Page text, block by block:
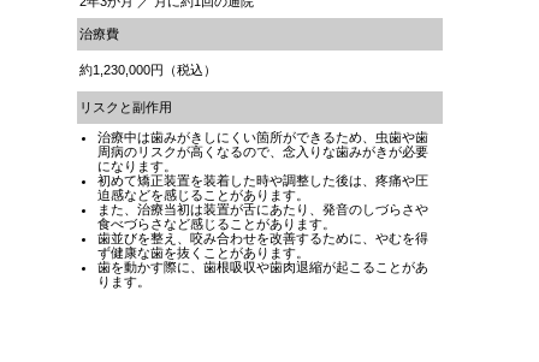
治療費
約1,230,000円（税込）
リスクと副作用
治療中は歯みがきしにくい箇所ができるため、虫歯や歯
周病のリスクが高くなるので、念入りな歯みがきが必要
になります。
初めて矯正装置を装着した時や調整した後は、疼痛や圧
迫感などを感じることがあります。
また、治療当初は装置が舌にあたり、発音のしづらさや
食べづらさなど感じることがあります。
歯並びを整え、咬み合わせを改善するために、やむを得
ず健康な歯を抜くことがあります。
歯を動かす際に、歯根吸収や歯肉退縮が起こることがあ
ります。